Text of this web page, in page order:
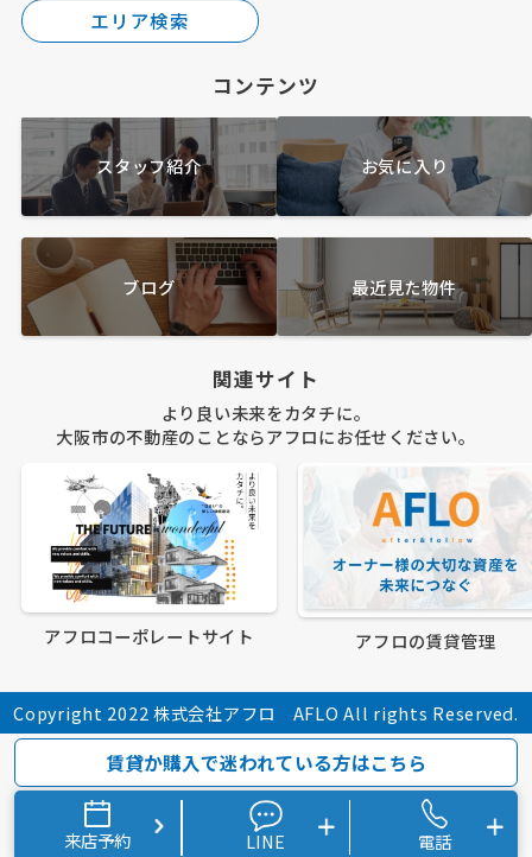
エリア検索
コンテンツ
スタッフ紹介 お気に入り
ブログ 最近見た物件
関連サイト
より良い未来をカタチに。
大阪市の不動産のことならアフロにお任せください。
アフロコーポレートサイト アフロの賃貸管理
Copyright 2022 株式会社アフロ AFLO All rights Reserved.
賃貸か購入で迷われている方はこちら
来店予約 LINE 電話